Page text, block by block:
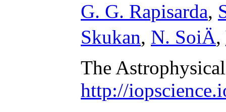
G. G. Rapisarda,
Skukan, N. SoiÄ,
The
http://